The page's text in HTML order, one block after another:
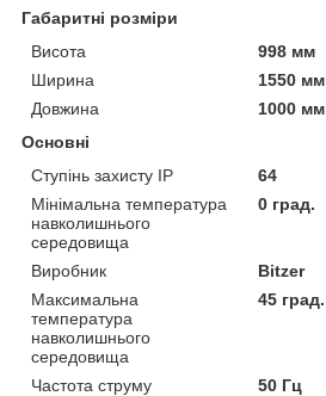
Габаритні розміри
Висота
998 мм
Ширина
1550 мм
Довжина
1000 мм
Основні
Ступінь захисту IP
64
Мінімальна температура
навколишнього
середовища
0 град.
Виробник
Bitzer
Максимальна
температура
навколишнього
середовища
45 град.
Частота струму
50 Гц